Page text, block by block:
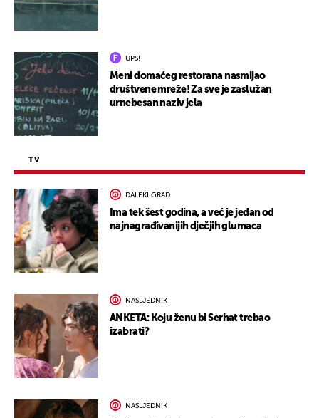
UPS!
Meni domaćeg restorana nasmijao
društvene mreže! Za sve je zaslužan
urnebesan naziv jela
TV
DALEKI GRAD
Ima tek šest godina, a već je jedan od
najnagrađivanijih dječjih glumaca
NASLJEDNIK
ANKETA: Koju ženu bi Serhat trebao
izabrati?
NASLJEDNIK